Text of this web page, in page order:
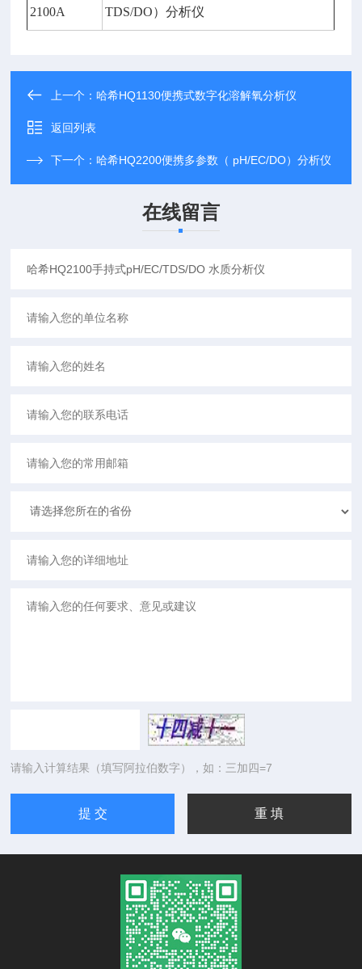
2100A
TDS/DO）分析仪
上一个：哈希HQ1130便携式数字化溶解氧分析仪
返回列表
下一个：哈希HQ2200便携多参数（ pH/EC/DO）分析仪
在线留言
请输入计算结果（填写阿拉伯数字），如：三加四=7